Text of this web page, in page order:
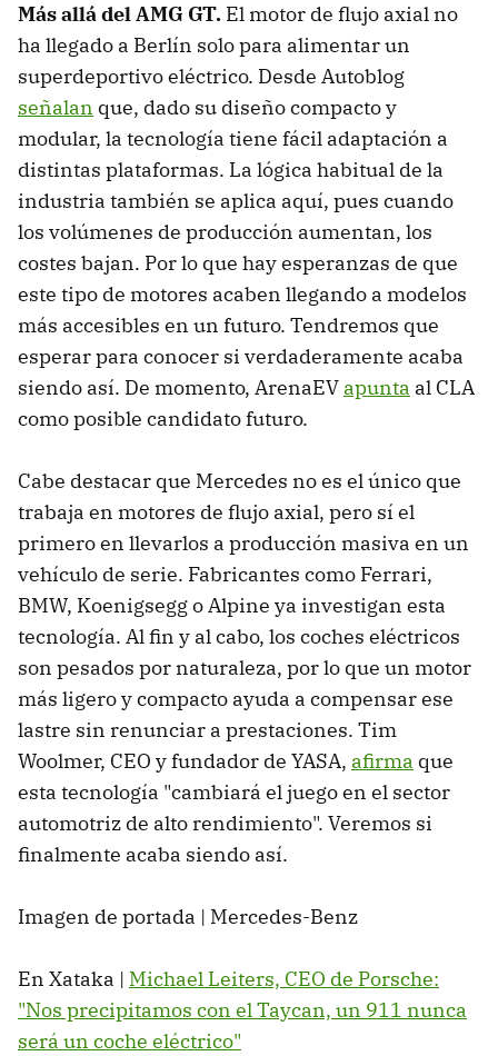
Más allá del AMG GT. El motor de flujo axial no
ha llegado a Berlín solo para alimentar un
superdeportivo eléctrico. Desde Autoblog
señalan que, dado su diseño compacto y
modular, la tecnología tiene fácil adaptación a
distintas plataformas. La lógica habitual de la
industria también se aplica aquí, pues cuando
los volúmenes de producción aumentan, los
costes bajan. Por lo que hay esperanzas de que
este tipo de motores acaben llegando a modelos
más accesibles en un futuro. Tendremos que
esperar para conocer si verdaderamente acaba
siendo así. De momento, ArenaEV apunta al CLA
como posible candidato futuro.
Cabe destacar que Mercedes no es el único que
trabaja en motores de flujo axial, pero sí el
primero en llevarlos a producción masiva en un
vehículo de serie. Fabricantes como Ferrari,
BMW, Koenigsegg o Alpine ya investigan esta
tecnología. Al fin y al cabo, los coches eléctricos
son pesados por naturaleza, por lo que un motor
más ligero y compacto ayuda a compensar ese
lastre sin renunciar a prestaciones. Tim
Woolmer, CEO y fundador de YASA, afirma que
esta tecnología "cambiará el juego en el sector
automotriz de alto rendimiento". Veremos si
finalmente acaba siendo así.
Imagen de portada | Mercedes-Benz
En Xataka | Michael Leiters, CEO de Porsche:
"Nos precipitamos con el Taycan, un 911 nunca
será un coche eléctrico"